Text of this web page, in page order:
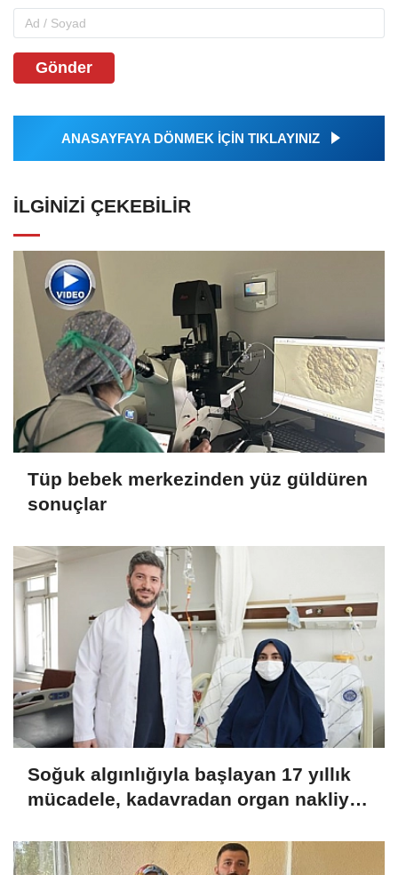
Gönder
ANASAYFAYA DÖNMEK İÇİN TIKLAYINIZ
İLGINIZI ÇEKEBILIR
Tüp bebek merkezinden yüz güldüren
sonuçlar
Soğuk algınlığıyla başlayan 17 yıllık
mücadele, kadavradan organ nakliyle